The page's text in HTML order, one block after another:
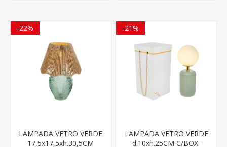
-22%
LAMPADA VETRO VERDE
17,5x17,5xh.30,5CM
-21%
LAMPADA VETRO VERDE
d.10xh.25CM C/BOX-